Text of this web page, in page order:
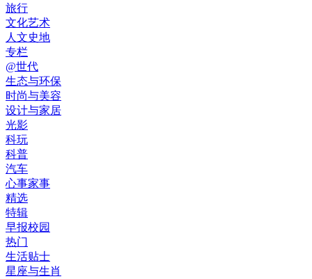
旅行
文化艺术
人文史地
专栏
@世代
生态与环保
时尚与美容
设计与家居
光影
科玩
科普
汽车
心事家事
精选
特辑
早报校园
热门
生活贴士
星座与生肖